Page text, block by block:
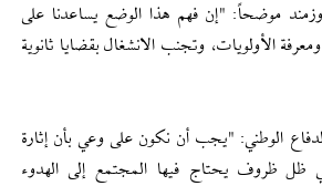
موضحاً: "إن فهم هذا الوضع يساعدنا على
الأولويات، وتجنب الانشغال بقضايا ثانوية
الوطني: "يجب أن نكون على وعي بأن إثارة
في ظل ظروف يحتاج فيها المجتمع إلى الهدوء